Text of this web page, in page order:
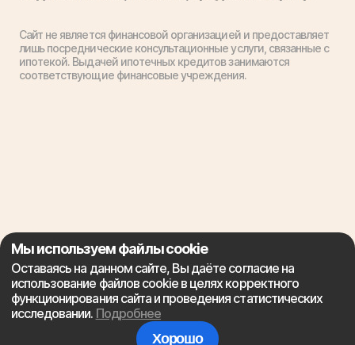
Сайт не является финансовой организацией и предоставляет
лишь посреднические консультационные услуги, связанные с
ипотекой. Выдачей ипотечных кредитов занимаются
соответствующие финансовые учреждения.
Мы используем файлы cookie
Оставаясь на данном сайте, Вы даёте согласие на
использование файлов cookie в целях корректного
функционирования сайта и проведения статистических
исследовании. Подробнее
Хорошо